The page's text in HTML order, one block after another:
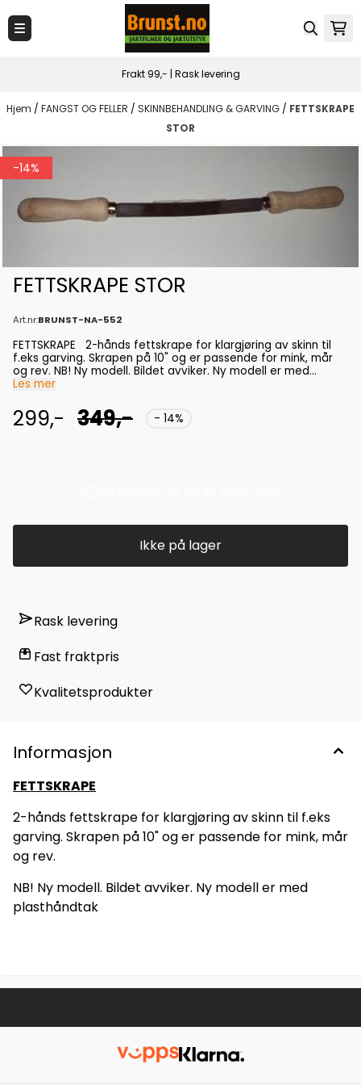
Hopp til innhold
Frakt 99,- | Rask levering
Hjem / FANGST OG FELLER / SKINNBEHANDLING & GARVING / FETTSKRAPE
STOR
-14%
FETTSKRAPE STOR
Art.nr:BRUNST-NA-552
FETTSKRAPE 2-hånds fettskrape for klargjøring av skinn til
f.eks garving. Skrapen på 10" og er passende for mink, mår
og rev. NB! Ny modell. Bildet avviker. Ny modell er med
plasthåndtak
Les mer
299,- 349,- - 14%
Ikke på lager
Rask levering
Fast fraktpris
Kvalitetsprodukter
Informasjon
FETTSKRAPE
2-hånds fettskrape for klargjøring av skinn til f.eks
garving. Skrapen på 10" og er passende for mink, mår
og rev.
NB! Ny modell. Bildet avviker. Ny modell er med
plasthåndtak